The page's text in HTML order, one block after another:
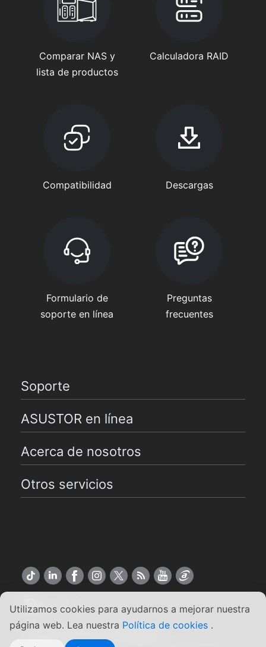
Utilizamos cookies para ayudarnos a mejorar nuestra
página web. Lea nuestra Política de cookies .
Comparar NAS y
lista de productos
Calculadora RAID
Compatibilidad Descargas
Formulario de
soporte en línea
Preguntas
frecuentes
Soporte
ASUSTOR en línea
Acerca de nosotros
Otros servicios
Español
Copyright ©2026 ASUSTOR Inc.